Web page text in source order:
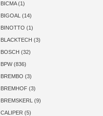
BICMA (1)
BIGOAL (14)
BINOTTO (1)
BLACKTECH (3)
BOSCH (32)
BPW (836)
BREMBO (3)
BREMHOF (3)
BREMSKERL (9)
CALIPER (5)